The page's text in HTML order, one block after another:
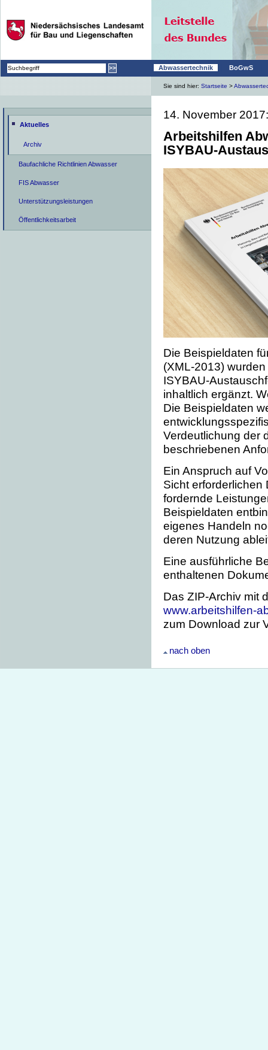
Abwassertechnik BoGwS
Sie sind hier: Startseite >
Aktuelles
Archiv
Baufachliche Richtlinien Abwasser
FIS Abwasser
Unterstützungsleistungen
Öffentlichkeitsarbeit
14. November 2017:
Arbeitshilfen
ISYBAU-
Die Beispieldaten
(XML-2013)
ISYBAU-
inhaltlich ergänzt.
Die Beispieldaten
Verdeutlichung der
beschriebenen
Ein Anspruch auf
Sicht erforderlichen
fordernde
Beispieldaten
eigenes Handeln
deren Nutzung
Eine ausführliche
enthaltenen
Das ZIP-Archiv mit
www.arbeitshilfen-
zum Download zur
nach oben